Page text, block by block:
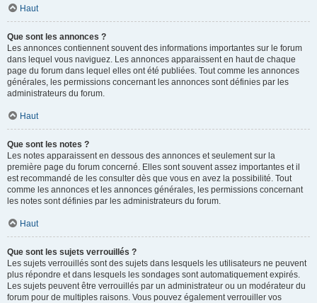
Haut
Que sont les annonces ?
Les annonces contiennent souvent des informations importantes sur le forum
dans lequel vous naviguez. Les annonces apparaissent en haut de chaque
page du forum dans lequel elles ont été publiées. Tout comme les annonces
générales, les permissions concernant les annonces sont définies par les
administrateurs du forum.
Haut
Que sont les notes ?
Les notes apparaissent en dessous des annonces et seulement sur la
première page du forum concerné. Elles sont souvent assez importantes et il
est recommandé de les consulter dès que vous en avez la possibilité. Tout
comme les annonces et les annonces générales, les permissions concernant
les notes sont définies par les administrateurs du forum.
Haut
Que sont les sujets verrouillés ?
Les sujets verrouillés sont des sujets dans lesquels les utilisateurs ne peuvent
plus répondre et dans lesquels les sondages sont automatiquement expirés.
Les sujets peuvent être verrouillés par un administrateur ou un modérateur du
forum pour de multiples raisons. Vous pouvez également verrouiller vos